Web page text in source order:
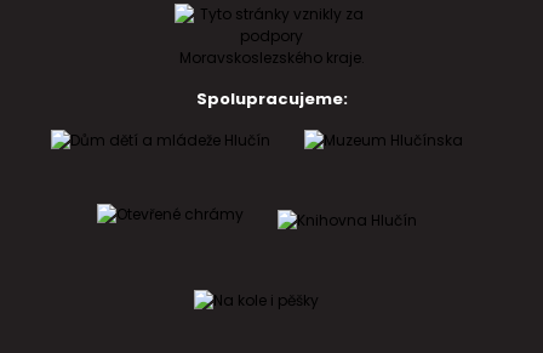
Spolupracujeme: